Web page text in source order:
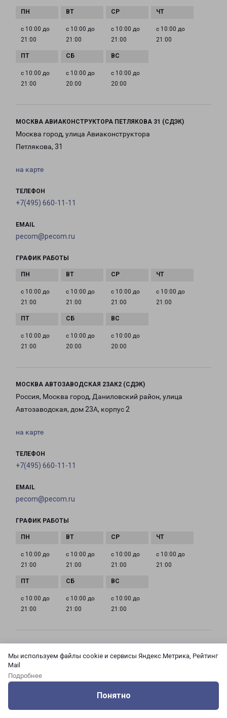
Мы используем файлы cookie и сервисы Яндекс.Метрика, Рейтинг
Mail
Подробнее
Понятно
с 10:00 до
21:00
с 10:00 до
21:00
с 10:00 до
21:00
с 10:00 до
21:00
с 10:00 до
21:00
с 10:00 до
20:00
с 10:00 до
20:00
МОСКВА АВИАКОНСТРУКТОРА ПЕТЛЯКОВА 31 (СДЭК)
Москва город, улица Авиаконструктора
Петлякова, 31
на карте
ТЕЛЕФОН
+7(495) 660-11-11
EMAIL
pecom@pecom.ru
ГРАФИК РАБОТЫ
с 10:00 до
21:00
с 10:00 до
21:00
с 10:00 до
21:00
с 10:00 до
21:00
с 10:00 до
21:00
с 10:00 до
20:00
с 10:00 до
20:00
МОСКВА АВТОЗАВОДСКАЯ 23АК2 (СДЭК)
Россия, Москва город, Даниловский район, улица
Автозаводская, дом 23А, корпус 2
на карте
ТЕЛЕФОН
+7(495) 660-11-11
EMAIL
pecom@pecom.ru
ГРАФИК РАБОТЫ
с 10:00 до
21:00
с 10:00 до
21:00
с 10:00 до
21:00
с 10:00 до
21:00
с 10:00 до
21:00
с 10:00 до
21:00
с 10:00 до
21:00
Россия, Москва город, Зюзино район, улица
Азовская, дом 24, корпус 3